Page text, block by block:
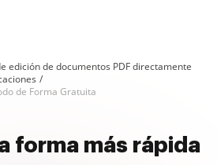
edición de documentos PDF directamente
de Forma Gratuita
forma más rápida